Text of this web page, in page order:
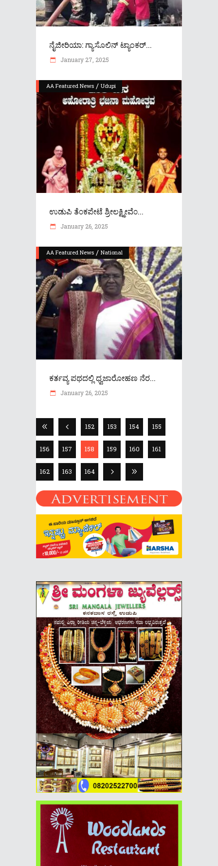
ನೈಜೀರಿಯಾ: ಗ್ಯಾಸೊಲಿನ್ ಟ್ಯಾಂಕರ್...
January 27, 2025
AA Featured News / Udupi
ಉಡುಪಿ ತೆ೦ಕಪೇಟೆ ಶ್ರೀಲಕ್ಷ್ಮೀವೆ೦...
January 26, 2025
AA Featured News / National
ಕರ್ತವ್ಯ ಪಥದಲ್ಲಿ ಧ್ವಜಾರೋಹಣ ನೆರ...
January 26, 2025
152 153 154 155
156 157 158 159 160 161
162 163 164